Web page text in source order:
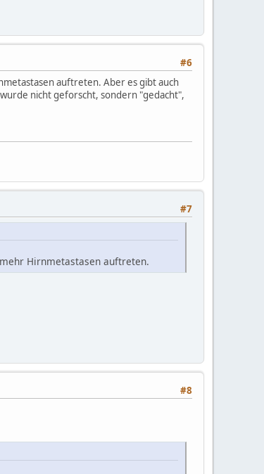
#6
auftreten. Aber es gibt auch
nicht geforscht, sondern "gedacht",
#7
Hirnmetastasen auftreten.
#8